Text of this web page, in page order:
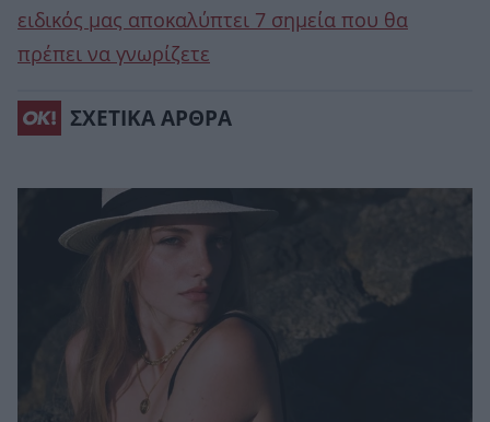
ειδικός μας αποκαλύπτει 7 σημεία που θα
πρέπει να γνωρίζετε
ΣΧΕΤΙΚΑ ΑΡΘΡΑ